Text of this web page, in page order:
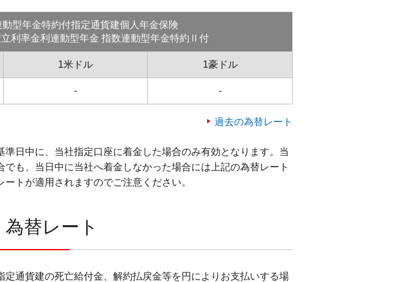
動型年金特約付指定通貨建個人年金保険
利率金利連動型年金 指数連動型年金特約Ⅱ付
1米ドル 1豪ドル
- -
過去の為替レート
準日中に、当社指定口座に着金した場合のみ有効となります。当
でも、当日中に当社へ着金しなかった場合には上記の為替レート
トが適用されますのでご注意ください。
替レート
定通貨建の死亡給付金、解約払戻金等を円によりお支払いする場